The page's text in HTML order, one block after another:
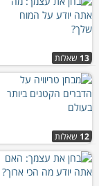
13 שאלות
12 שאלות